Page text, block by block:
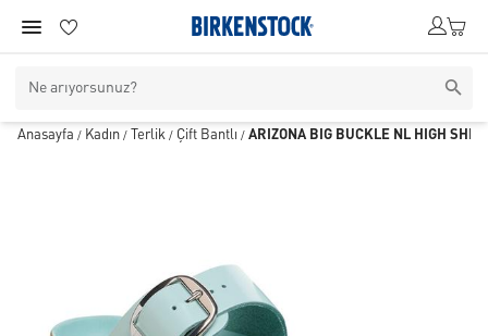
Anasayfa / Kadın / Terlik / Çift Bantlı / ARIZONA BIG BUCKLE NL HIGH